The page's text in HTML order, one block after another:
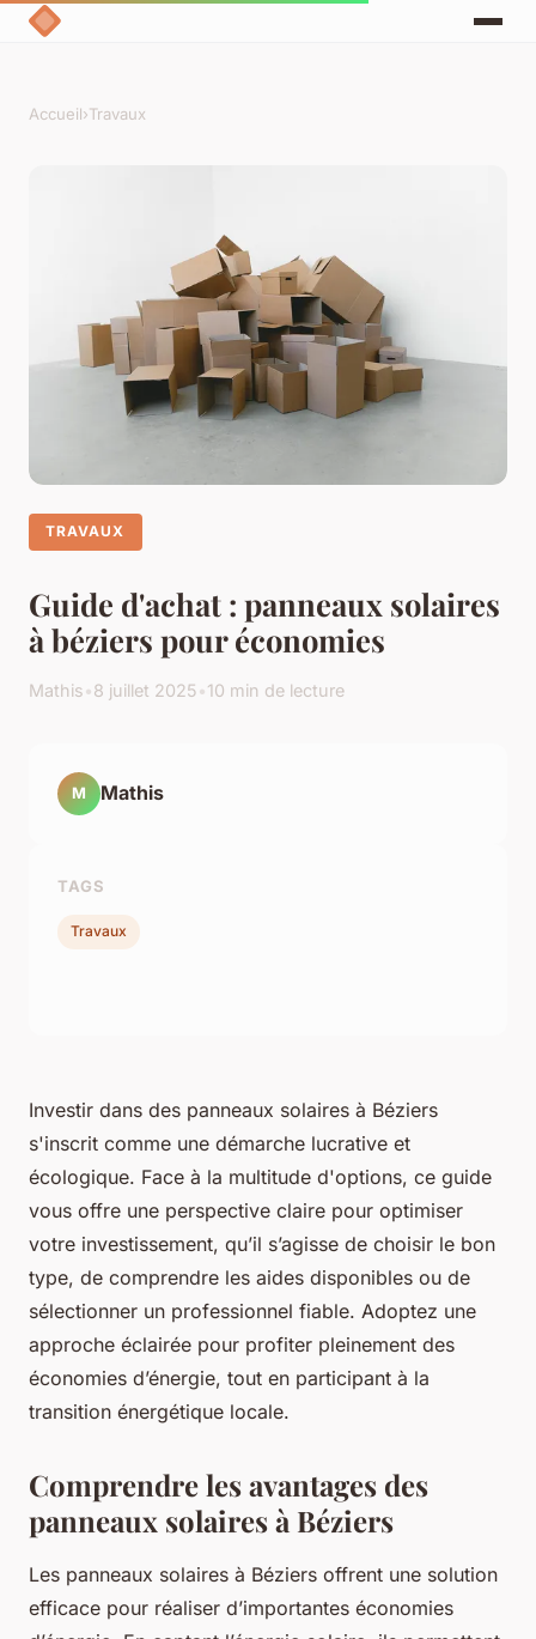
Accueil›Travaux
TRAVAUX
Guide d'achat : panneaux solaires
à béziers pour économies
Mathis•8 juillet 2025•10 min de lecture
Investir dans des panneaux solaires à Béziers
s'inscrit comme une démarche lucrative et
écologique. Face à la multitude d'options, ce guide
vous offre une perspective claire pour optimiser
votre investissement, qu’il s’agisse de choisir le bon
type, de comprendre les aides disponibles ou de
sélectionner un professionnel fiable. Adoptez une
approche éclairée pour profiter pleinement des
économies d’énergie, tout en participant à la
transition énergétique locale.
Comprendre les avantages des
panneaux solaires à Béziers
Les panneaux solaires à Béziers offrent une solution
efficace pour réaliser d’importantes économies
M Mathis
TAGS
Travaux